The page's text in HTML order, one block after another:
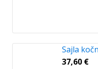
Sajla
37,60 €